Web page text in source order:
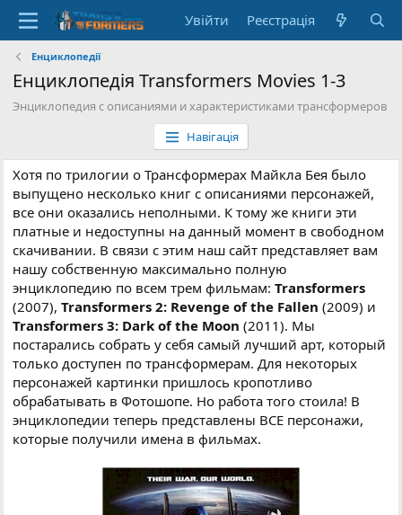
Увійти Реєстрація
Енциклопедії
Енциклопедія Transformers Movies 1-3
Энциклопедия с описаниями и характеристиками трансформеров
Навігація
Хотя по трилогии о Трансформерах Майкла Бея было
выпущено несколько книг с описаниями персонажей,
все они оказались неполными. К тому же книги эти
платные и недоступны на данный момент в свободном
скачивании. В связи с этим наш сайт представляет вам
нашу собственную максимально полную
энциклопедию по всем трем фильмам:Transformers
(2007),Transformers 2: Revenge of the Fallen (2009) и
Transformers 3: Dark of the Moon (2011). Мы
постарались собрать у себя самый лучший арт, который
только доступен по трансформерам. Для некоторых
персонажей картинки пришлось кропотливо
обрабатывать в Фотошопе. Но работа того стоила! В
энциклопедии теперь представлены ВСЕ персонажи,
которые получили имена в фильмах.